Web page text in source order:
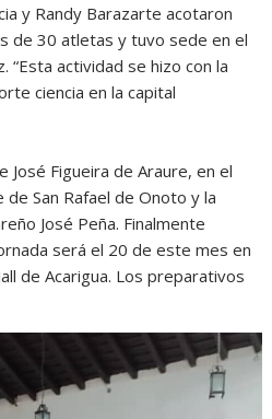
y Randy Barazarte acotaron
de 30 atletas y tuvo sede en el
“Esta actividad se hizo con la
ciencia en la capital
José Figueira de Araure, en el
San Rafael de Onoto y la
José Peña. Finalmente
será el 20 de este mes en
de Acarigua. Los preparativos